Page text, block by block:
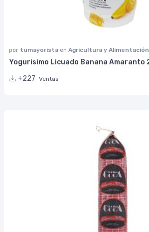
por tumayorista en Agricultura y Alimentación
Yogurisimo Licuado Banana Amaranto
+227 Ventas